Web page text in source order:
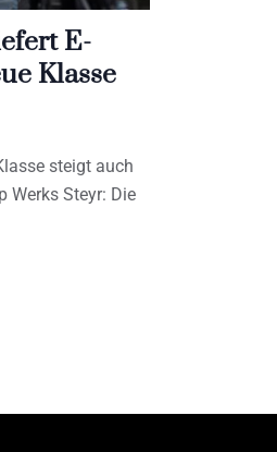
E-
Klasse
steigt auch
Werks Steyr: Die